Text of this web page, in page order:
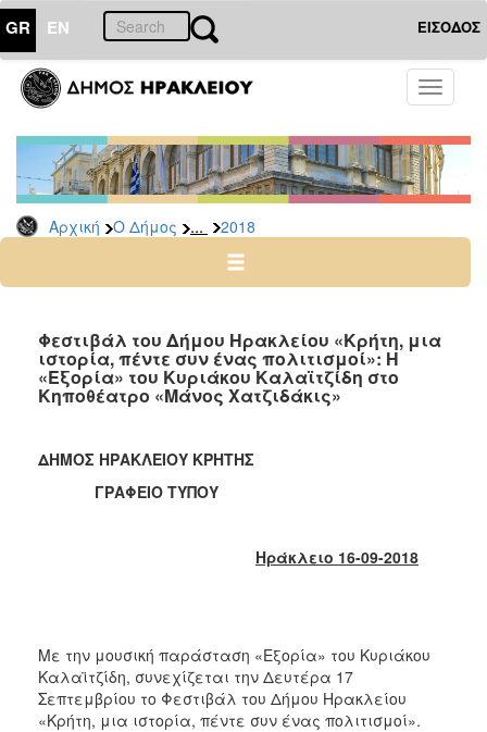
GR EN ΕΙΣΟΔΟΣ
Toggle
Αρχική Ο Δήμος ... 2018
ΔΗΜΟΣ
Δελτία
Τύπου
Αρχείο
2026
2024
2022
2021
2019
2018
2012
2011
2010
Φεστιβάλ του Δήμου Ηρακλείου «Κρήτη, μια
ιστορία, πέντε συν ένας πολιτισμοί»: Η
«Εξορία» του Κυριάκου Καλαϊτζίδη στο
Κηποθέατρο «Μάνος Χατζιδάκις»
ΔΗΜΟΣ ΗΡΑΚΛΕΙΟΥ ΚΡΗΤΗΣ
ΓΡΑΦΕΙΟ ΤΥΠΟΥ
Ηράκλειο 16-09-2018
Με την μουσική παράσταση «Εξορία» του Κυριάκου
Καλαϊτζίδη, συνεχίζεται την Δευτέρα 17
Σεπτεμβρίου το Φεστιβάλ του Δήμου Ηρακλείου
«Κρήτη, μια ιστορία, πέντε συν ένας πολιτισμοί».